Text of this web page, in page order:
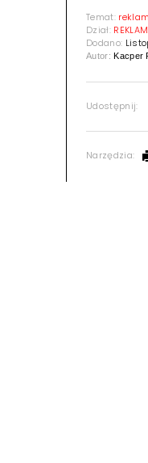
Temat:
Dział:
Dodano:
Autor:Kacper
Udostępnij:
Narzędzia: